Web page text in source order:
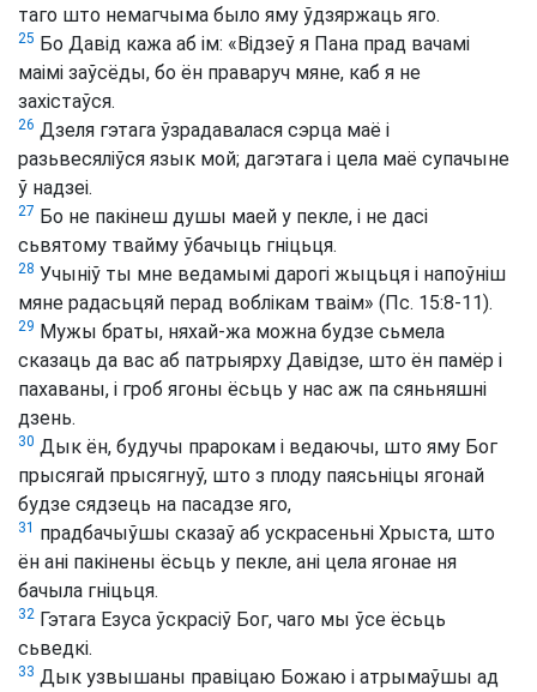
таго што немагчыма было яму ўдзяржаць яго.
25 Бо Давід кажа аб ім: «Відзеў я Пана прад вачамі
маімі заўсёды, бо ён праваруч мяне, каб я не
захістаўся.
26 Дзеля гэтага ўзрадавалася сэрца маё і
разьвесяліўся язык мой; дагэтага і цела маё супачыне
ў надзеі.
27 Бо не пакінеш душы маей у пекле, і не дасі
сьвятому твайму ўбачыць гніцьця.
28 Учыніў ты мне ведамымі дарогі жыцьця і напоўніш
мяне радасьцяй перад воблікам тваім» (Пс. 15:8-11).
29 Мужы браты, няхай-жа можна будзе сьмела
сказаць да вас аб патрыярху Давідзе, што ён памёр і
пахаваны, і гроб ягоны ёсьць у нас аж па сяньняшні
дзень.
30 Дык ён, будучы прарокам і ведаючы, што яму Бог
прысягай прысягнуў, што з плоду паясьніцы ягонай
будзе сядзець на пасадзе яго,
31 прадбачыўшы сказаў аб ускрасеньні Хрыста, што
ён ані пакінены ёсьць у пекле, ані цела ягонае ня
бачыла гніцьця.
32 Гэтага Езуса ўскрасіў Бог, чаго мы ўсе ёсьць
сьведкі.
33 Дык узвышаны правіцаю Божаю і атрымаўшы ад